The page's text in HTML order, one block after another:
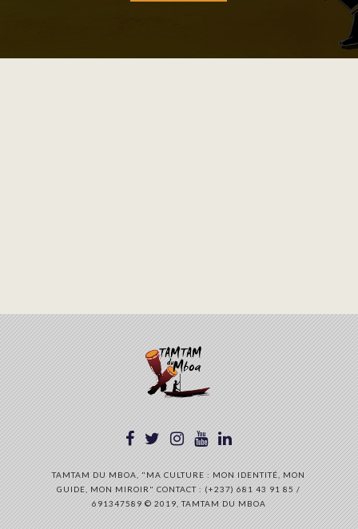
TAMTAM DU MBOA, "MA CULTURE : MON IDENTITÉ, MON
GUIDE, MON MIROIR" CONTACT : (+237) 681 43 91 85 /
691347589 © 2019, TAMTAM DU MBOA